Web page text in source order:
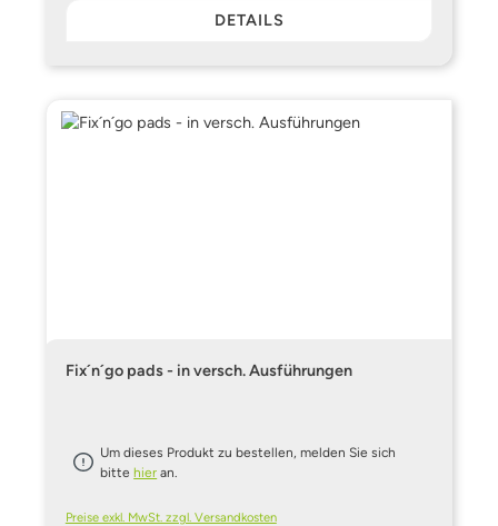
DETAILS
Fix´n´go pads - in versch. Ausführungen
Um dieses Produkt zu bestellen, melden Sie sich
bittehier an.
Preise exkl. MwSt. zzgl. Versandkosten